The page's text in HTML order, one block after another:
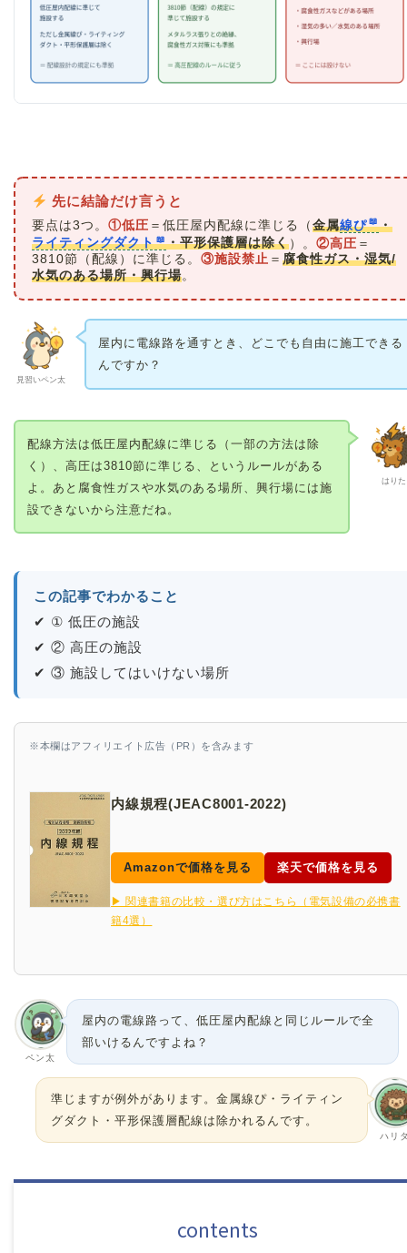
先に結論だけ言うと
要点は3つ。 ①低圧 ＝低圧屋内配線に準じる（ 金属線ぴ
・
ライティングダクト
・平形保護層は除く）。 ②高圧 ＝
3810節（配線）に準じる。 ③施設禁止 ＝ 腐食性ガス・湿気/
水気のある場所・興行場。
見習いペン太
屋内に電線路を通すとき、どこでも自由に施工できる
んですか？
はりた
配線方法は低圧屋内配線に準じる（一部の方法は除
く）、高圧は3810節に準じる、というルールがある
よ。あと腐食性ガスや水気のある場所、興行場には施
設できないから注意だね。
この記事でわかること
✔ ① 低圧の施設
✔ ② 高圧の施設
✔ ③ 施設してはいけない場所
※本欄はアフィリエイト広告（PR）を含みます
内線規程(JEAC8001-2022)
Amazonで価格を見る 楽天で価格を見る
▶ 関連書籍の比較・選び方はこちら（電気設備の必携書
籍4選）
ペン太
屋内の電線路って、低圧屋内配線と同じルールで全
部いけるんですよね？
ハリ
準じますが例外があります。金属線ぴ・ライティン
グダクト・平形保護層配線は除かれるんです。
contents